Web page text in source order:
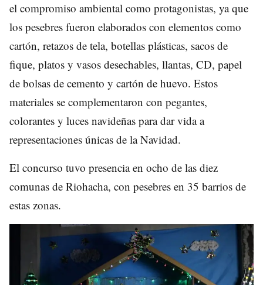
el compromiso ambiental como protagonistas, ya que
los pesebres fueron elaborados con elementos como
cartón, retazos de tela, botellas plásticas, sacos de
fique, platos y vasos desechables, llantas, CD, papel
de bolsas de cemento y cartón de huevo. Estos
materiales se complementaron con pegantes,
colorantes y luces navideñas para dar vida a
representaciones únicas de la Navidad.
El concurso tuvo presencia en ocho de las diez
comunas de Riohacha, con pesebres en 35 barrios de
estas zonas.